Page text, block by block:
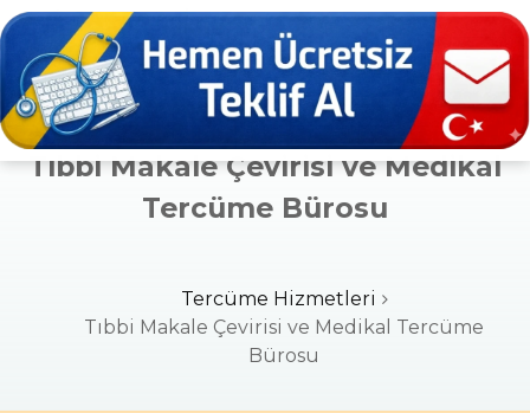
Tıbbi Makale Çevirisi ve Medikal
Tercüme Bürosu
Tercüme Hizmetleri
Tıbbi Makale Çevirisi ve Medikal Tercüme
Bürosu